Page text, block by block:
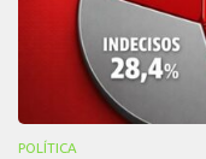
POLÍTICA